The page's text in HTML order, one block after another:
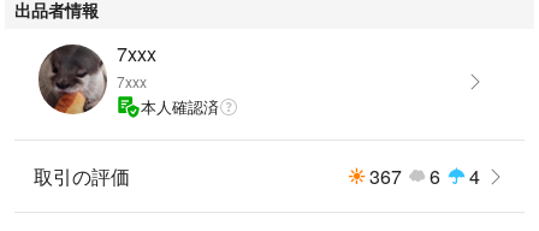
出品者情報
7xxx
7xxx
本人確認済
取引の評価 367 6 4